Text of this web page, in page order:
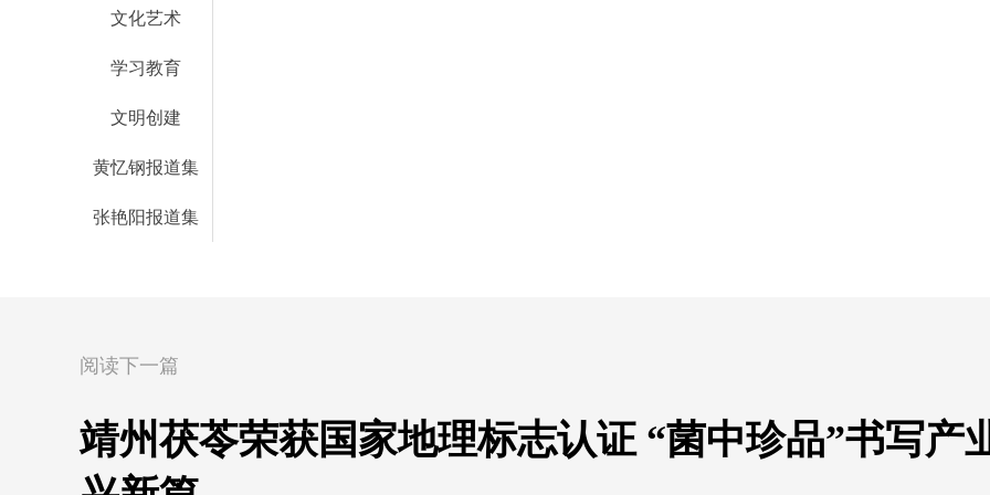
文化艺术
学习教育
文明创建
黄忆钢报道集
张艳阳报道集
阅读下一篇
靖州茯苓荣获国家地理标志认证 “菌中珍品”书写产